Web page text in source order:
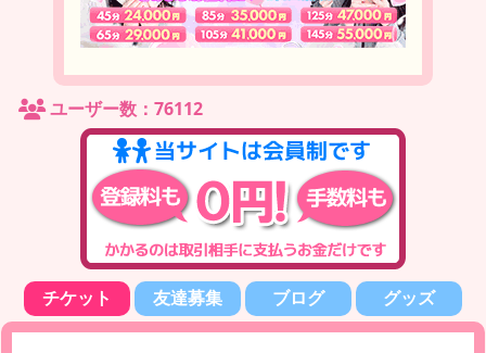
ユーザー数：76112
チケット 友達募集 ブログ グッズ